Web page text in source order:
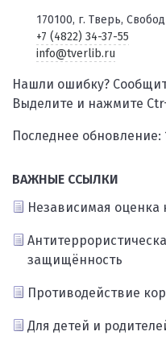
170100, г. Тверь,
+7 (4822) 34-37-55
info@tverlib.ru
Нашли ошибку?
Выделите и нажмите
Последнее обновление:
ВАЖНЫЕ ССЫЛКИ
Независимая оценка
защищённость
Противодействие
Для детей и